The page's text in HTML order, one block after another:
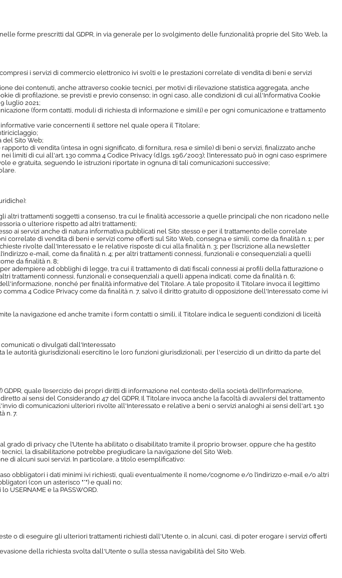
forme prescritti dal GDPR, in via generale per lo svolgimento delle funzionalità proprie del Sito Web, la
i servizi di commercio elettronico ivi svolti e le prestazioni correlate di vendita di beni e servizi
dei contenuti, anche attraverso cookie tecnici, per motivi di rilevazione statistica aggregata, anche
di profilazione, se previsti e previo consenso; in ogni caso, alle condizioni di cui all'Informativa Cookie
luglio 2021;
(form contatti, moduli di richiesta di informazione e simili) e per ogni comunicazione e trattamento
varie concernenti il settore nel quale opera il Titolare;
del Sito Web;
di vendita (intesa in ogni significato, di fornitura, resa e simile) di beni o servizi, finalizzato anche
limiti di cui all'art. 130 comma 4 Codice Privacy (d.lgs. 196/2003); l’interessato può in ogni caso esprimere
e gratuita, seguendo le istruzioni riportate in ognuna di tali comunicazioni successive;
altri trattamenti soggetti a consenso, tra cui le finalità accessorie a quelle principali che non ricadono nelle
o ulteriore rispetto ad altri trattamenti;
ai servizi anche di natura informativa pubblicati nel Sito stesso e per il trattamento delle correlate
di vendita di beni e servizi come offerti sul Sito Web, consegna e simili, come da finalità n. 1; per
rivolte dall'Interessato e le relative risposte di cui alla finalità n. 3; per l’iscrizione alla newsletter
e-mail, come da finalità n. 4; per altri trattamenti connessi, funzionali e consequenziali a quelli
da finalità n. 8;
adempiere ad obblighi di legge, tra cui il trattamento di dati fiscali connessi ai profili della fatturazione o
trattamenti connessi, funzionali e consequenziali a quelli appena indicati, come da finalità n. 6;
nonché per finalità informative del Titolare. A tale proposito il Titolare invoca il legittimo
4 Codice Privacy come da finalità n. 7, salvo il diritto gratuito di opposizione dell'Interessato come ivi
la navigazione ed anche tramite i form contatti o simili, il Titolare indica le seguenti condizioni di liceità
comunicati o divulgati dall'Interessato
le autorità giurisdizionali esercitino le loro funzioni giurisdizionali, per l'esercizio di un diritto da parte del
quale l’esercizio dei propri diritti di informazione nel contesto della società dell’informazione,
ai sensi del Considerando 47 del GDPR. Il Titolare invoca anche la facoltà di avvalersi del trattamento
di comunicazioni ulteriori rivolte all'Interessato e relative a beni o servizi analoghi ai sensi dell'art. 130
n. 7.
di privacy che l’Utente ha abilitato o disabilitato tramite il proprio browser, oppure che ha gestito
la disabilitazione potrebbe pregiudicare la navigazione del Sito Web.
di alcuni suoi servizi. In particolare, a titolo esemplificativo:
obbligatori i dati minimi ivi richiesti, quali eventualmente il nome/cognome e/o l’indirizzo e-mail e/o altri
(con un asterisco "*") e quali no;
USERNAME e la PASSWORD.
o di eseguire gli ulteriori trattamenti richiesti dall'Utente o, in alcuni, casi, di poter erogare i servizi offerti
della richiesta svolta dall'Utente o sulla stessa navigabilità del Sito Web.